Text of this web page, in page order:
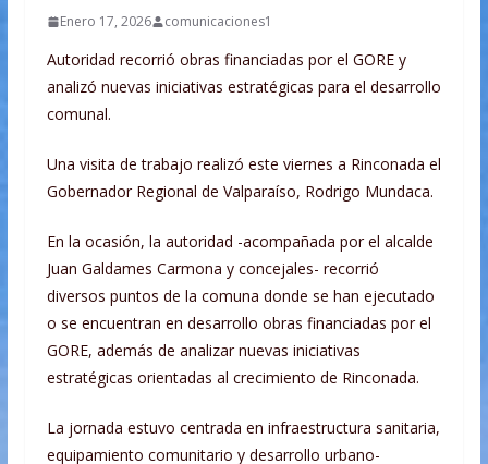
Enero 17, 2026 comunicaciones1
Autoridad recorrió obras financiadas por el GORE y
analizó nuevas iniciativas estratégicas para el desarrollo
comunal.
Una visita de trabajo realizó este viernes a Rinconada el
Gobernador Regional de Valparaíso, Rodrigo Mundaca.
En la ocasión, la autoridad -acompañada por el alcalde
Juan Galdames Carmona y concejales- recorrió
diversos puntos de la comuna donde se han ejecutado
o se encuentran en desarrollo obras financiadas por el
GORE, además de analizar nuevas iniciativas
estratégicas orientadas al crecimiento de Rinconada.
La jornada estuvo centrada en infraestructura sanitaria,
equipamiento comunitario y desarrollo urbano-